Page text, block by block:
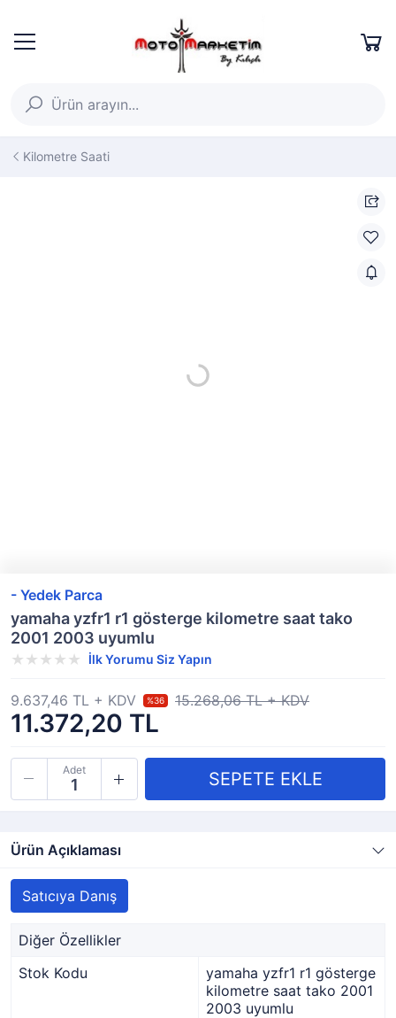
Kilometre Saati
- Yedek Parca
yamaha yzfr1 r1 gösterge kilometre saat tako
2001 2003 uyumlu
İlk Yorumu Siz Yapın
11.372,20 TL
9.637,46 TL + KDV %36 15.268,06 TL + KDV
Adet
Ürün Açıklaması
Satıcıya Danış
Diğer Özellikler
Stok Kodu
yamaha yzfr1 r1 gösterge
kilometre saat tako 2001
2003 uyumlu